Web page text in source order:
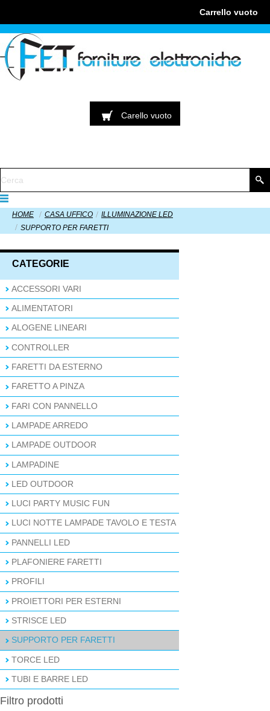
Carrello vuoto
Carello vuoto
HOME CASA UFFICO
ILLUMINAZIONE LED
SUPPORTO PER FARETTI
CATEGORIE
ACCESSORI VARI
ALIMENTATORI
ALOGENE LINEARI
CONTROLLER
FARETTI DA ESTERNO
FARETTO A PINZA
FARI CON PANNELLO
LAMPADE ARREDO
LAMPADE OUTDOOR
LAMPADINE
LED OUTDOOR
LUCI PARTY MUSIC FUN
LUCI NOTTE LAMPADE TAVOLO E TESTA
PANNELLI LED
PLAFONIERE FARETTI
PROFILI
PROIETTORI PER ESTERNI
STRISCE LED
SUPPORTO PER FARETTI
TORCE LED
TUBI E BARRE LED
Filtro prodotti